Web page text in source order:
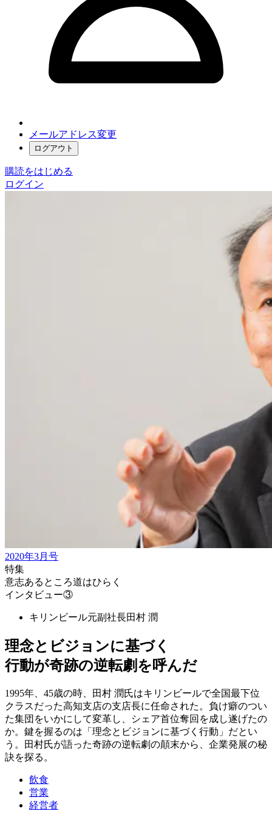
メールアドレス変更
ログアウト
購読をはじめる
ログイン
2020年3月号
特集
意志あるところ道はひらく
インタビュー③
キリンビール元副社長田村 潤
理念とビジョンに基づく
行動が奇跡の逆転劇を呼んだ
1995年、45歳の時、田村 潤氏はキリンビールで全国最下位
クラスだった高知支店の支店長に任命された。負け癖のつい
た集団をいかにして変革し、シェア首位奪回を成し遂げたの
か。鍵を握るのは「理念とビジョンに基づく行動」だとい
う。田村氏が語った奇跡の逆転劇の顛末から、企業発展の秘
訣を探る。
飲食
営業
経営者